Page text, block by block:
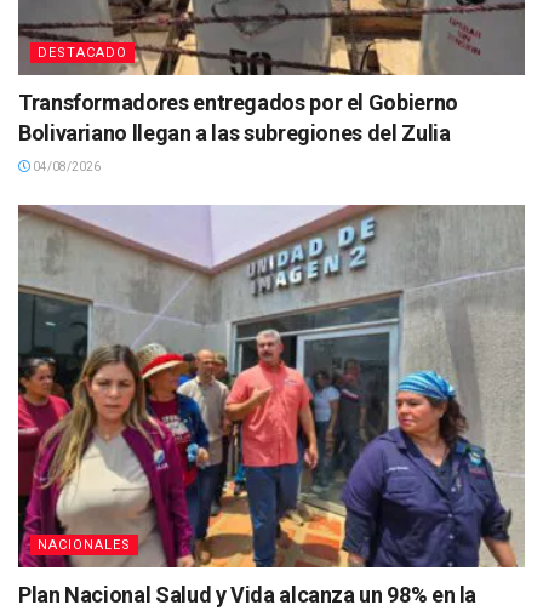
DESTACADO
Transformadores entregados por el Gobierno
Bolivariano llegan a las subregiones del Zulia
04/08/2026
NACIONALES
Plan Nacional Salud y Vida alcanza un 98% en la